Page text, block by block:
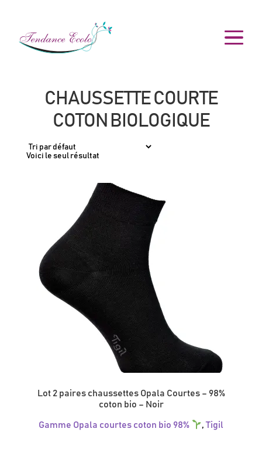
CHAUSSETTE COURTE
COTON BIOLOGIQUE
Voici le seul résultat
Lot 2 paires chaussettes Opala Courtes – 98%
coton bio – Noir
Gamme Opala courtes coton bio 98% ,Tigil